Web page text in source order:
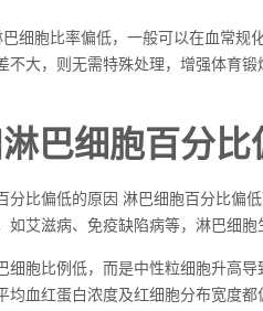
细胞比率偏低，一般可以在血常规
不大，则无需特殊处理，增强体育锻
巴细胞百分
分比偏低的原因 淋巴细胞百分比偏
如艾滋病、免疫缺陷病等，淋巴细
细胞比例低，而是中性粒细胞升高
均血红蛋白浓度及红细胞分布宽度